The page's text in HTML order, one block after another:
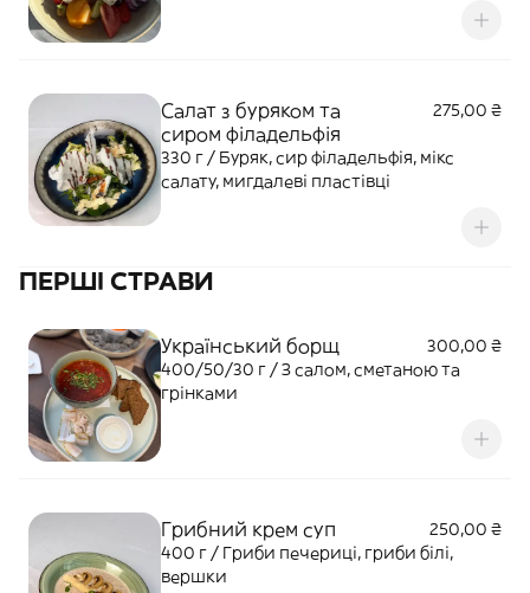
Салат з буряком та
сиром філадельфія
275,00 ₴
330 г / Буряк, сир філадельфія, мікс
салату, мигдалеві пластівці
ПЕРШІ СТРАВИ
Український борщ
300,00 ₴
400/50/30 г / З салом, сметаною та
грінками
Грибний крем суп
250,00 ₴
400 г / Гриби печериці, гриби білі,
вершки